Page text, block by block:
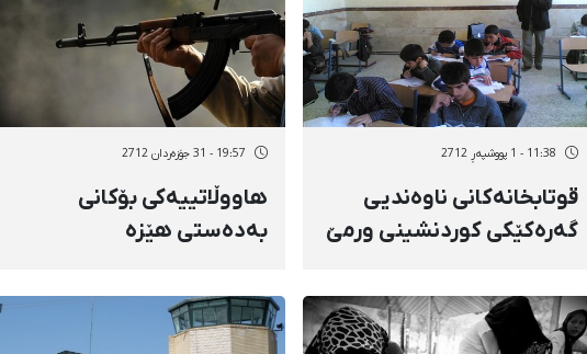
11:38 - 1 پووشپەڕ 2712
قوتابخانەكانی ناوەندیی
گەرەكێكی كوردنشینی ورمێ
19:57 - 31 جۆزەردان 2712
هاووڵاتییه‌کی بۆکانی
به‌ده‌ستی هێزه‌